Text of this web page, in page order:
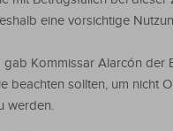
eine vorsichtige
Kommissar Alarcón der
beachten sollten, um nicht
werden.